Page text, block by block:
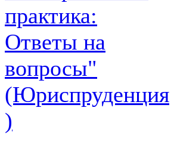
практика:
Ответы на
вопросы"
(Юриспруденция
)